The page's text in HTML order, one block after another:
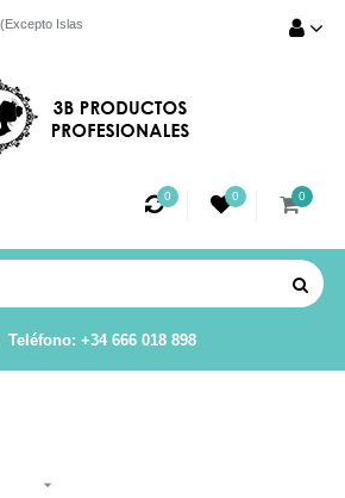
Islas
0 0 0
Teléfono: +34 666 018 898
